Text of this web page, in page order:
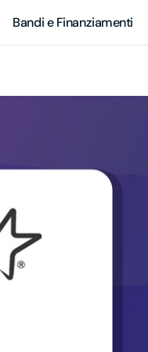
Bandi e Finanziamenti